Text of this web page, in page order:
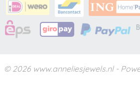
© 2026 www.anneliesjewels.nl -